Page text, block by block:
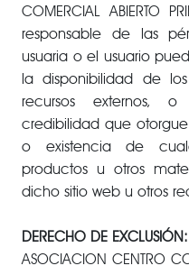
COMERCIAL ABIERTO
responsable de las
usuaria o el usuario
la disponibilidad de
recursos externos,
credibilidad que
o existencia de
productos u otros
dicho sitio web u otros
DERECHO DE EXCLUSIÓN:
ASOCIACION CENTRO